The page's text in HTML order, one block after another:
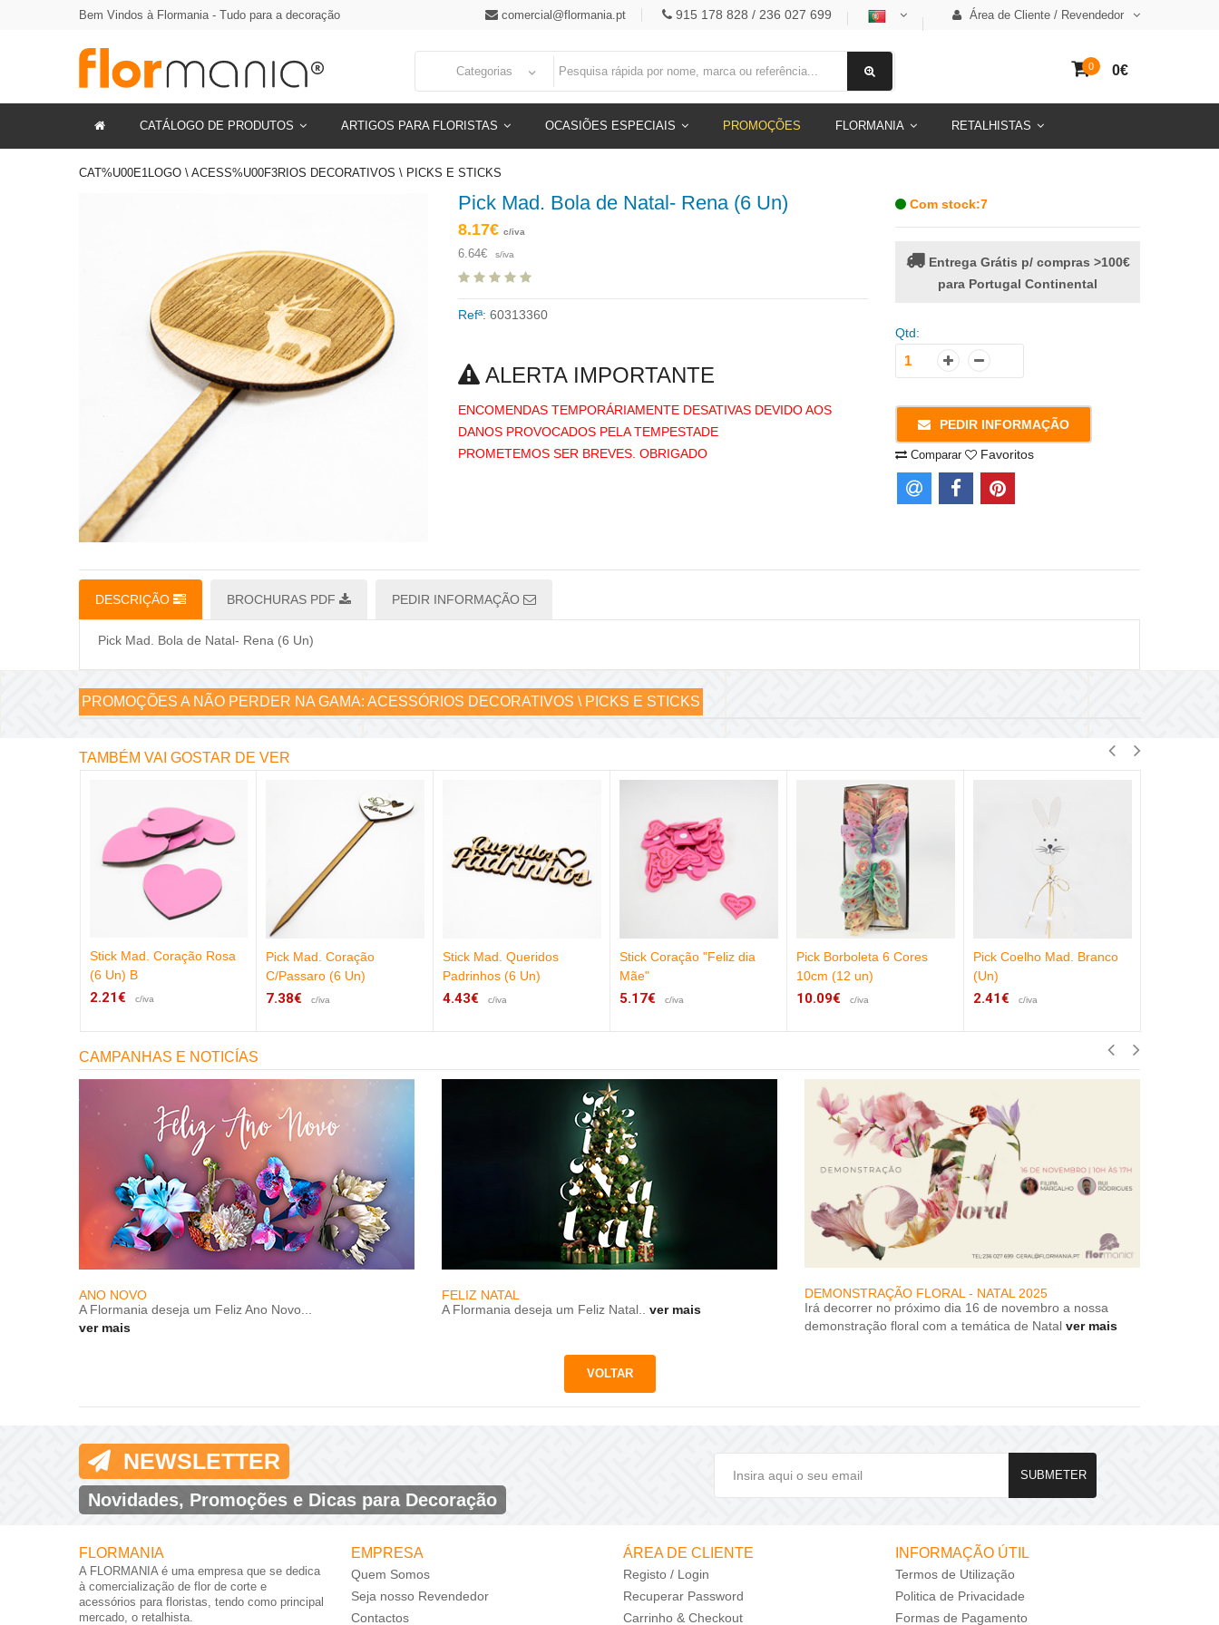
Bem Vindos à Flormania - Tudo para a decoração comercial@flormania.pt 915 178 828 / 236 027 699 Área de Cliente / Revendedor
Categorias
CATÁLOGO DE PRODUTOS ARTIGOS PARA FLORISTAS OCASIÕES ESPECIAIS PROMOÇÕES FLORMANIA RETALHISTAS
0 0€
CAT%U00E1LOGO \ ACESS%U00F3RIOS DECORATIVOS \ PICKS E STICKS
Pick Mad. Bola de Natal- Rena (6 Un)
8.17€ c/iva
6.64€ s/iva
Refª: 60313360
ALERTA IMPORTANTE
ENCOMENDAS TEMPORÁRIAMENTE DESATIVAS DEVIDO AOS
DANOS PROVOCADOS PELA TEMPESTADE
PROMETEMOS SER BREVES. OBRIGADO
Com stock:7
Entrega Grátis p/ compras >100€
para Portugal Continental
Qtd:
PEDIR INFORMAÇÃO
Comparar Favoritos
DESCRIÇÃO BROCHURAS PDF PEDIR INFORMAÇÃO
Pick Mad. Bola de Natal- Rena (6 Un)
PROMOÇÕES A NÃO PERDER NA GAMA: ACESSÓRIOS DECORATIVOS \ PICKS E STICKS
TAMBÉM VAI GOSTAR DE VER
Stick Mad. Coração Rosa
(6 Un) B
2.21€ c/iva
Pick Mad. Coração
C/Passaro (6 Un)
7.38€ c/iva
Stick Mad. Queridos
Padrinhos (6 Un)
4.43€ c/iva
Stick Coração "Feliz dia
Mãe"
5.17€ c/iva
Pick Borboleta 6 Cores
10cm (12 un)
10.09€ c/iva
Pick Coelho Mad. Branco
(Un)
2.41€ c/iva
CAMPANHAS E NOTICÍAS
ANO NOVO
A Flormania deseja um Feliz Ano Novo...
ver mais
FELIZ NATAL
A Flormania deseja um Feliz Natal..
ver mais
DEMONSTRAÇÃO FLORAL - NATAL 2025
Irá decorrer no próximo dia 16 de novembro a nossa
demonstração floral com a temática de Natal ver mais
NEWSLETTER
Novidades, Promoções e Dicas para Decoração
SUBMETER
FLORMANIA
A FLORMANIA é uma empresa que se dedica
à comercialização de flor de corte e
acessórios para floristas, tendo como principal
mercado, o retalhista.
EMPRESA
Quem Somos
Seja nosso Revendedor
Contactos
ÁREA DE CLIENTE
Registo / Login
Recuperar Password
Carrinho & Checkout
INFORMAÇÃO ÚTIL
Termos de Utilização
Politica de Privacidade
Formas de Pagamento